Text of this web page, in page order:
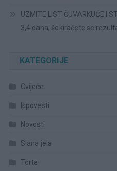
UZMITE LIST ČUVARKUĆE I
3,4 dana, šokiraćete se
KATEGORIJE
Cvijeće
Ispovesti
Novosti
Slana jela
Torte